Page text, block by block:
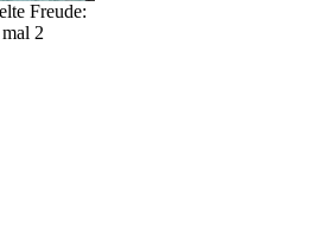
Freude:
2